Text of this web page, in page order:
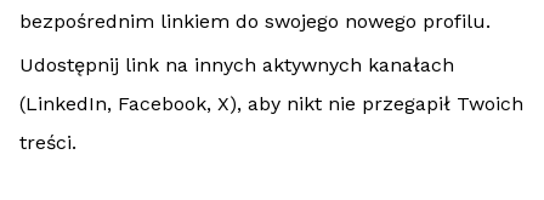
bezpośrednim linkiem do swojego nowego profilu.
Udostępnij link na innych aktywnych kanałach
(LinkedIn, Facebook, X), aby nikt nie przegapił Twoich
treści.